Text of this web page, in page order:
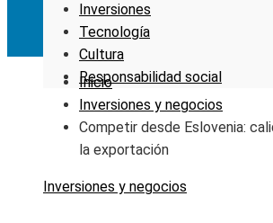
Inversiones
Tecnología
Cultura
Responsabilidad social
Inicio
Inversiones y negocios
Competir desde Eslovenia:
la exportación
Inversiones y negocios